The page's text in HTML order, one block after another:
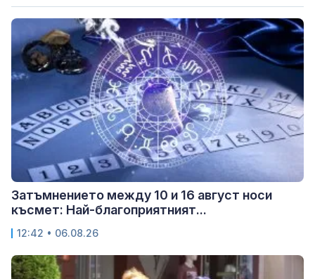
Затъмнението между 10 и 16 август носи
късмет: Най-благоприятният...
12:42 • 06.08.26